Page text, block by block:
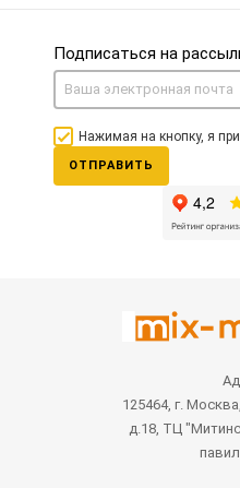
Подписаться на
Нажимая на кнопку, я
ОТПРАВИТЬ
125464, г.
д.18, ТЦ